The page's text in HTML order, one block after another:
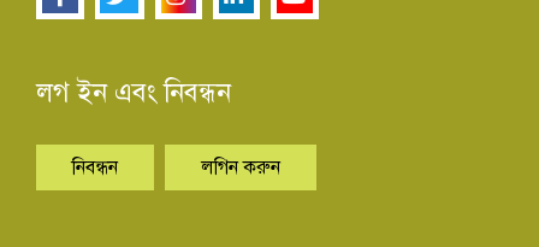
লগ ইন এবং নিবন্ধন
নিবন্ধন লগিন করুন